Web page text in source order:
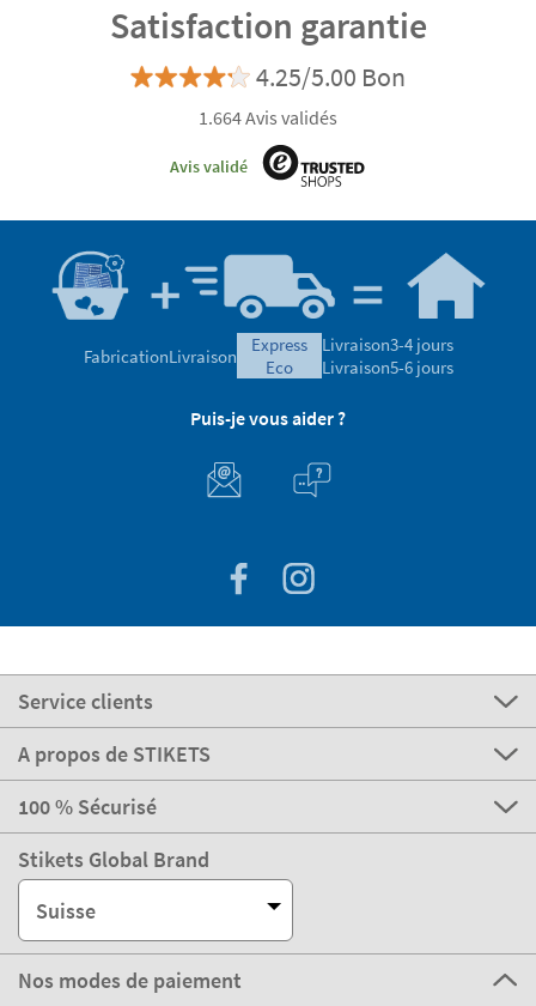
Satisfaction garantie
4.25/5.00 Bon
1.664 Avis validés
Avis validé
FabricationLivraison
express
eco
Livraison3-4 jours
Livraison5-6 jours
Puis-je vous aider ?
Service clients
A propos de STIKETS
100 % Sécurisé
Stikets Global Brand
Suisse
Nos modes de paiement